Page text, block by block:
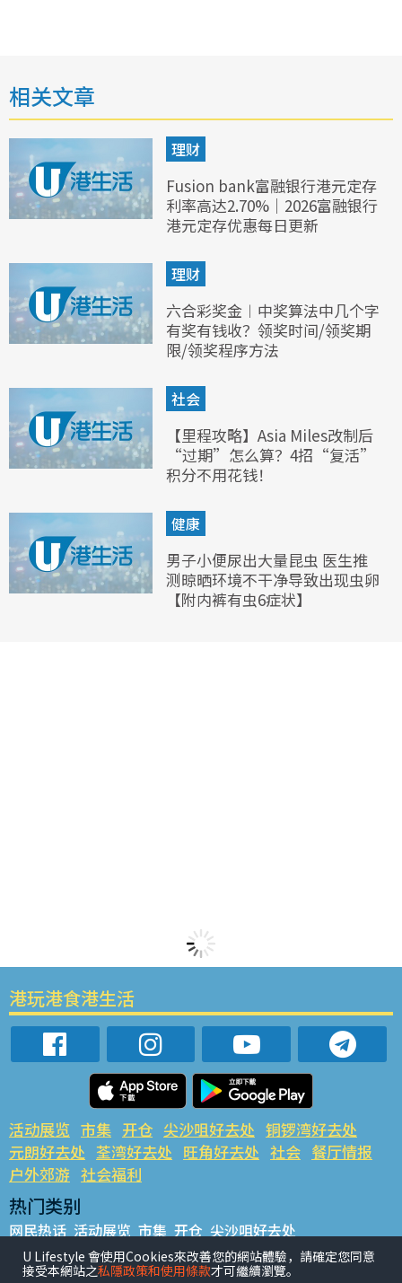
相关文章
理财
Fusion bank富融银行港元定存
利率高达2.70%｜2026富融银行
港元定存优惠每日更新
理财
六合彩奖金︱中奖算法中几个字
有奖有钱收？领奖时间/领奖期
限/领奖程序方法
社会
【里程攻略】Asia Miles改制后
“过期”怎么算？4招“复活”
积分不用花钱！
健康
男子小便尿出大量昆虫 医生推
测晾晒环境不干净导致出现虫卵
【附内裤有虫6症状】
港玩港食港生活
活动展览 市集 开仓 尖沙咀好去处 铜锣湾好去处
元朗好去处 荃湾好去处 旺角好去处 社会 餐厅情报
户外郊游 社会福利
热门类别
网民热话 活动展览 市集 开仓 尖沙咀好去处
铜锣湾好去处 元朗好去处 荃湾好去处 旺角好去处 社会
餐厅情报 户外郊游
U Lifestyle 會使用Cookies來改善您的網站體驗，請確定您同意
接受本網站之私隱政策和使用條款才可繼續瀏覽。